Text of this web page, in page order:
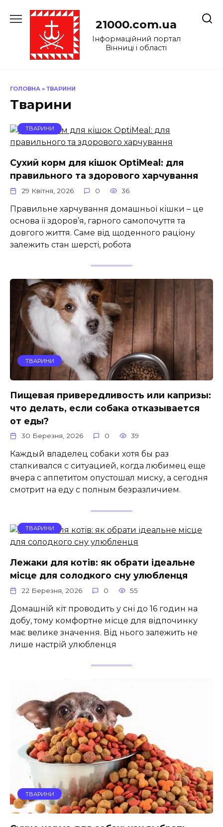
до
21000.com.ua
Інформаційний портал
Вінниці і області
ГОЛОВНА » ТВАРИНИ
Тварини
ТВАРИНИ
Сухий корм для кішок OptiMeal: для
правильного та здорового харчування
29 Квітня, 2026 0 36
Правильне харчування домашньої кішки – це
основа її здоров’я, гарного самопочуття та
довгого життя. Саме від щоденного раціону
залежить стан шерсті, робота
ТВАРИНИ
Пищевая привередливость или капризы:
что делать, если собака отказывается
от еды?
30 Березня, 2026 0 39
Каждый владелец собаки хотя бы раз
сталкивался с ситуацией, когда любимец еще
вчера с аппетитом опустошал миску, а сегодня
смотрит на еду с полным безразличием.
ТВАРИНИ
Лежаки для котів: як обрати ідеальне
місце для солодкого сну улюбленця
22 Березня, 2026 0 55
Домашній кіт проводить у сні до 16 годин на
добу, тому комфортне місце для відпочинку
має велике значення. Від нього залежить не
лише настрій улюбленця
ТВАРИНИ